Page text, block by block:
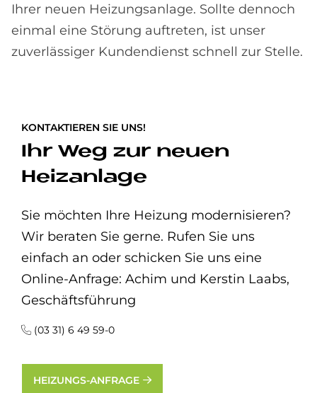
Ihrer neuen Heizungsanlage. Sollte dennoch
einmal eine Störung auftreten, ist unser
zuverlässiger Kundendienst schnell zur Stelle.
KONTAKTIEREN SIE UNS!
Ihr Weg zur neuen
Heizanlage
Sie möchten Ihre Heizung modernisieren?
Wir beraten Sie gerne. Rufen Sie uns
einfach an oder schicken Sie uns eine
Online-Anfrage: Achim und Kerstin Laabs,
Geschäftsführung
(03 31) 6 49 59-0
HEIZUNGS-ANFRAGE